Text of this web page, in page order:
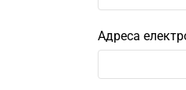
Адреса